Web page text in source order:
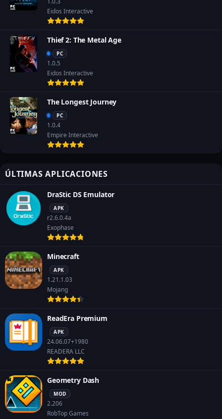
Eidos Interactive
Thief 2: The Metal Age
PC
1.0.5
Eidos Interactive
The Longest Journey
PC
1.0.4
Empire Interactive
ÚLTIMAS APLICACIONES
DraStic DS Emulator
APK
r2.6.0.4a
Exophase
Minecraft
APK
1.21.1.03
Mojang
ReadEra Premium
APK
24.06.07+1980
READERA LLC
Geometry Dash
MOD
2.206
RobTop Games